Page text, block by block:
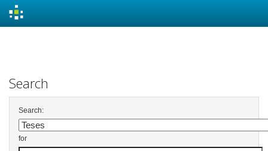
Search
Search:
for